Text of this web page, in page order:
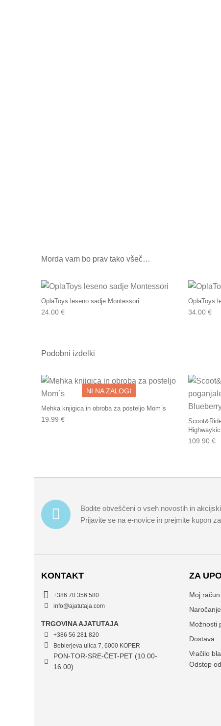
Morda vam bo prav tako všeč…
OplaToys leseno sadje Montessori
24.00 €
OplaToys
34.00 €
Podobni izdelki
NI NA ZALOGI
Mehka knjigica in obroba za posteljo Mom`s
19.99 €
109.90 €
Bodite obveščeni o vseh novostih in
Prijavite se na e-novice in prejmite kupon
KONTAKT
+386 70 356 580
info@ajatutaja.com
TRGOVINA AJATUTAJA
+386 56 281 820
Beblerjeva ulica 7, 6000 KOPER
PON-TOR-SRE-ČET-PET (10.00-
16.00)
ZA
Moj račun
Naročanje
Možnosti
Dostava
Vračilo
Odstop